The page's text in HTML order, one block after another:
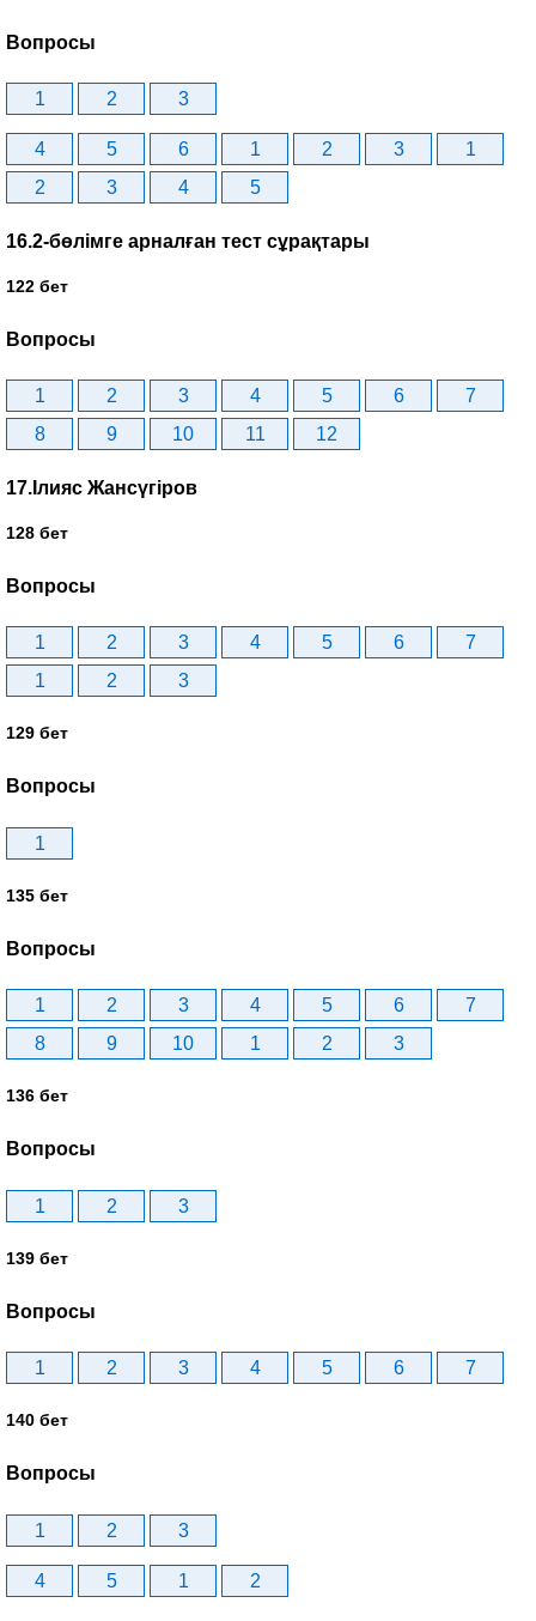
Вопросы
1 2 3
4 5 6 1 2 3
1
2
3 4 5
16.2-бөлімге арналған тест сұрақтары
122 бет
Вопросы
1 2 3 4 5 6
7
8
9 10 11 12
17.Ілияс Жансүгіров
128 бет
Вопросы
1 2 3 4 5 6
7
1
2 3
129 бет
Вопросы
1
135 бет
Вопросы
1 2 3 4 5 6
7
8
9 10 1 2 3
136 бет
Вопросы
1 2 3
139 бет
Вопросы
1 2 3 4 5 6 7
140 бет
Вопросы
1 2 3
4 5 1 2